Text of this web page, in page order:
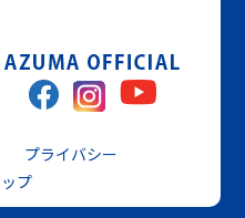
プライバシー
プ